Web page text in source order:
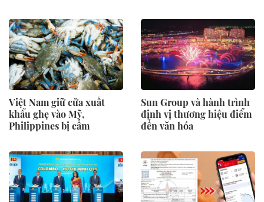
Việt Nam giữ cửa xuất
khẩu ghẹ vào Mỹ,
Philippines bị cấm
Sun Group và hành trình
định vị thương hiệu điểm
đến văn hóa